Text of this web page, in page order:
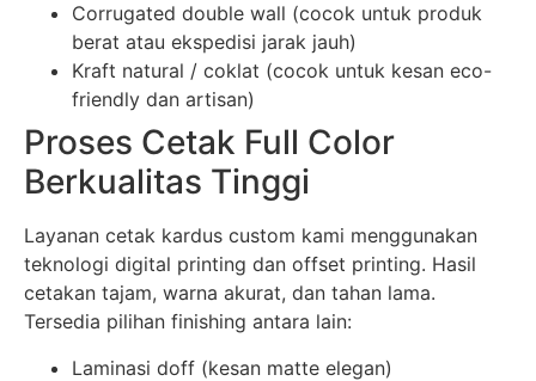
Corrugated double wall (cocok untuk produk
berat atau ekspedisi jarak jauh)
Kraft natural / coklat (cocok untuk kesan eco-
friendly dan artisan)
Proses Cetak Full Color
Berkualitas Tinggi
Layanan cetak kardus custom kami menggunakan
teknologi digital printing dan offset printing. Hasil
cetakan tajam, warna akurat, dan tahan lama.
Tersedia pilihan finishing antara lain:
Laminasi doff (kesan matte elegan)